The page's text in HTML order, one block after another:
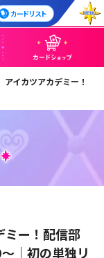
カードリスト
アイカツアカデミー！
ミー！配信部
｜初の単独リ